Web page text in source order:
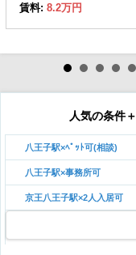
賃料: 8.2万円
人気の条件＋
八王子駅×ﾍﾟｯﾄ可(相談)
八王子駅×事務所可
京王八王子駅×2人入居可